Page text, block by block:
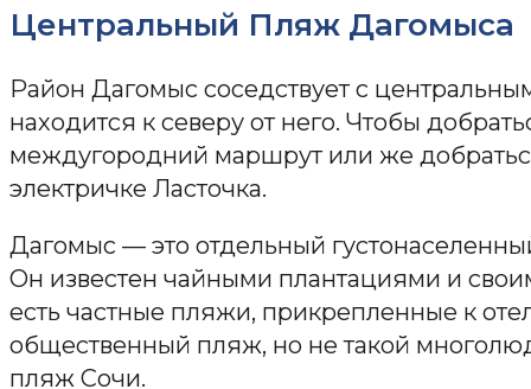
Центральный Пляж Дагомыса
Район Дагомыс соседствует с
находится к северу от него. Чтобы
междугородний маршрут или же
электричке Ласточка.
Дагомыс — это отдельный
Он известен чайными плантациями и
есть частные пляжи, прикрепленные к
общественный пляж, но не такой
пляж Сочи.